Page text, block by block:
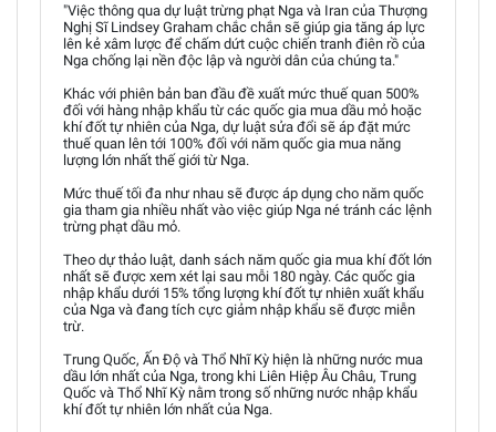
"Việc thông qua dự luật trừng phạt Nga và Iran của Thượng
Nghị Sĩ Lindsey Graham chắc chắn sẽ giúp gia tăng áp lực
lên kẻ xâm lược để chấm dứt cuộc chiến tranh điên rồ của
Nga chống lại nền độc lập và người dân của chúng ta."
Khác với phiên bản ban đầu đề xuất mức thuế quan 500%
đối với hàng nhập khẩu từ các quốc gia mua dầu mỏ hoặc
khí đốt tự nhiên của Nga, dự luật sửa đổi sẽ áp đặt mức
thuế quan lên tới 100% đối với năm quốc gia mua năng
lượng lớn nhất thế giới từ Nga.
Mức thuế tối đa như nhau sẽ được áp dụng cho năm quốc
gia tham gia nhiều nhất vào việc giúp Nga né tránh các lệnh
trừng phạt dầu mỏ.
Theo dự thảo luật, danh sách năm quốc gia mua khí đốt lớn
nhất sẽ được xem xét lại sau mỗi 180 ngày. Các quốc gia
nhập khẩu dưới 15% tổng lượng khí đốt tự nhiên xuất khẩu
của Nga và đang tích cực giảm nhập khẩu sẽ được miễn
trừ.
Trung Quốc, Ấn Độ và Thổ Nhĩ Kỳ hiện là những nước mua
dầu lớn nhất của Nga, trong khi Liên Hiệp Âu Châu, Trung
Quốc và Thổ Nhĩ Kỳ nằm trong số những nước nhập khẩu
khí đốt tự nhiên lớn nhất của Nga.